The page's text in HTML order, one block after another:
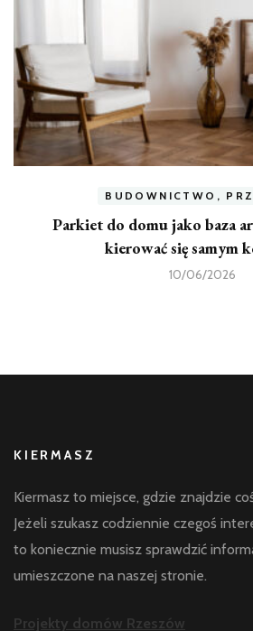
BUDOWNICTWO,
Parkiet do domu jako baza
kierować się samym
10/06/2026
KIERMASZ
Kiermasz to miejsce, gdzie znajdzie
Jeżeli szukasz codziennie czegoś
to koniecznie musisz sprawdzić
umieszczone na naszej stronie.
Projekty domów Rzeszów